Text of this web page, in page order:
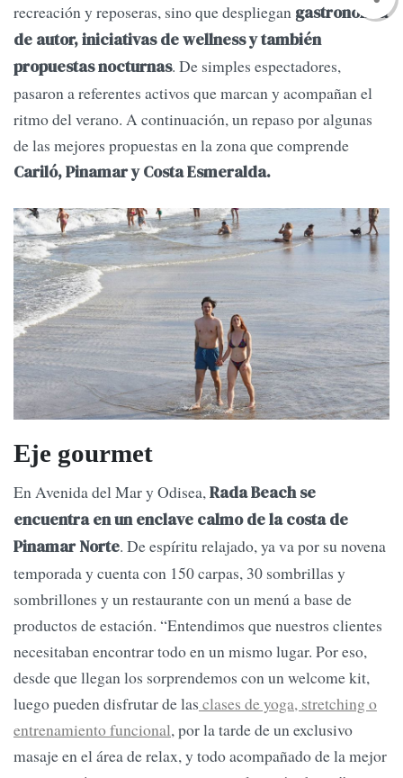
recreación y reposeras, sino que despliegan gastronomía
de autor, iniciativas de wellness y también
propuestas nocturnas. De simples espectadores,
pasaron a referentes activos que marcan y acompañan el
ritmo del verano. A continuación, un repaso por algunas
de las mejores propuestas en la zona que comprende
Cariló, Pinamar y Costa Esmeralda.
Eje gourmet
En Avenida del Mar y Odisea,Rada Beach se
encuentra en un enclave calmo de la costa de
Pinamar Norte. De espíritu relajado, ya va por su novena
temporada y cuenta con 150 carpas, 30 sombrillas y
sombrillones y un restaurante con un menú a base de
productos de estación. “Entendimos que nuestros clientes
necesitaban encontrar todo en un mismo lugar. Por eso,
desde que llegan los sorprendemos con un welcome kit,
luego pueden disfrutar de las clases de yoga, stretching o
entrenamiento funcional, por la tarde de un exclusivo
masaje en el área de relax, y todo acompañado de la mejor